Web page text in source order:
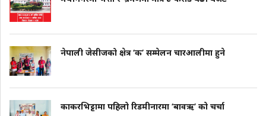
नेपाली जेसीजको क्षेत्र ‘क’ सम्मेलन चारआलीमा हुने
काकरभिट्टामा पहिलो रिडमीनारमा ‘बावऋ’ को चर्चा